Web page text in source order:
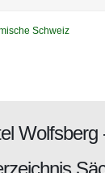
Wolfsberg